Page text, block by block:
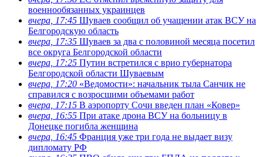
военнообязанных украинцев
вчера, 17:45 Шуваев сообщил об учащении атак ВСУ на
Белгородскую область
вчера, 17:35 Шуваев за два с половиной месяца посетил
все округа Белгородской области
вчера, 17:25 Путин встретился с врио губернатора
Белгородской области Шуваевым
вчера, 17:20 «Ведомости»: начальник тыла Санчик не
справился с возросшими объемами работ
вчера, 17:15 В аэропорту Сочи введен план «Ковер»
вчера, 16:55 При атаке дрона ВСУ на больницу в
Донецке погибла женщина
вчера, 16:45 Франция уже три года не выдает визу
дипломату РФ